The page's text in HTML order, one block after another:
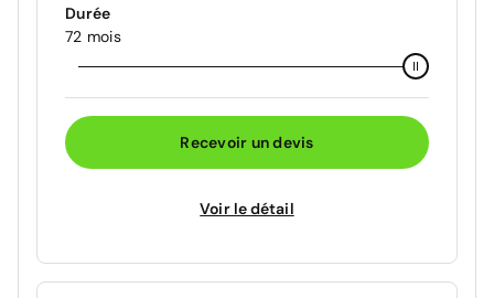
Durée
72 mois
Recevoir un devis
Voir le détail